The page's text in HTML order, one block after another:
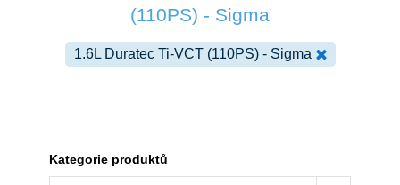
(110PS) - Sigma
1.6L Duratec Ti-VCT (110PS) - Sigma
Kategorie produktů